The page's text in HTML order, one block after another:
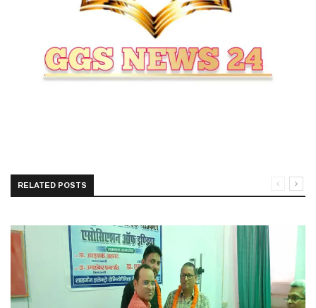
RELATED POSTS